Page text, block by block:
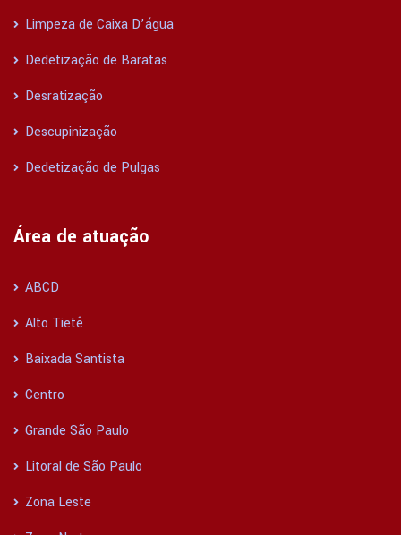
Limpeza de Caixa D’água
Dedetização de Baratas
Desratização
Descupinização
Dedetização de Pulgas
Área de atuação
ABCD
Alto Tietê
Baixada Santista
Centro
Grande São Paulo
Litoral de São Paulo
Zona Leste